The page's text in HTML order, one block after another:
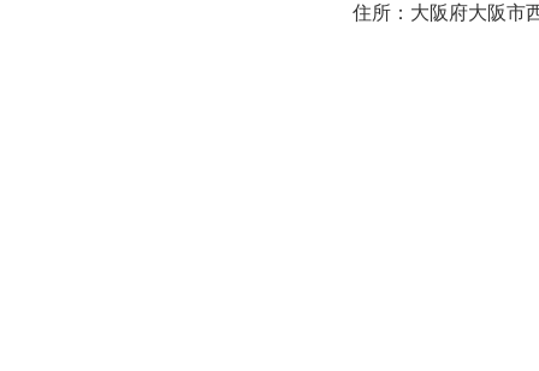
住所：大阪府大阪市